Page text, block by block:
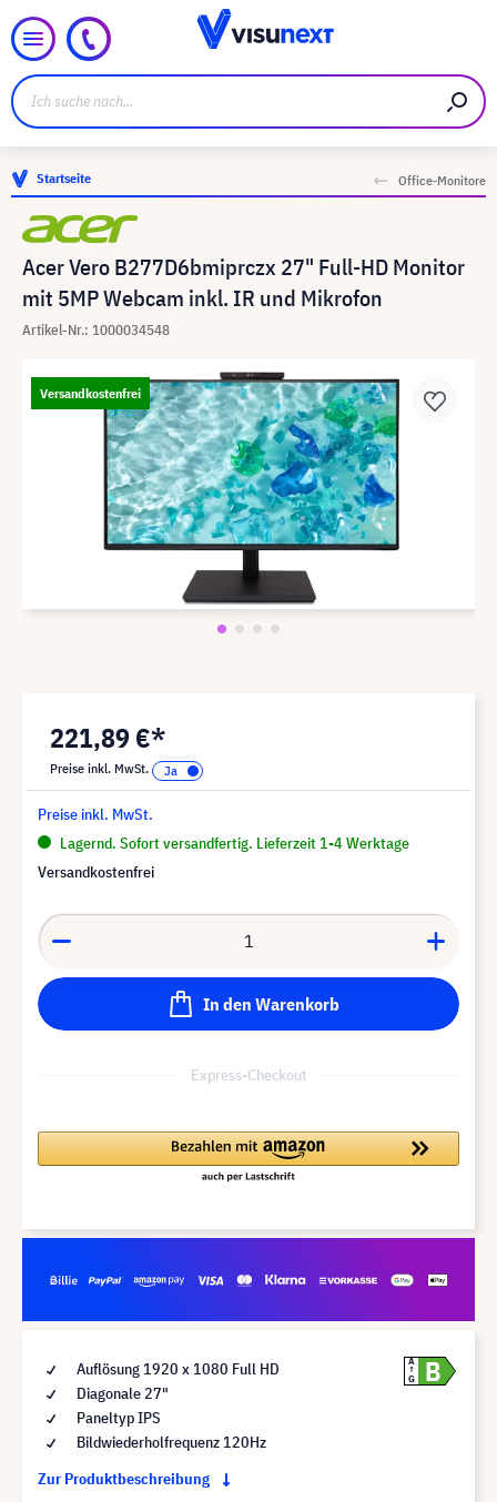
Startseite Office-Monitore
Acer Vero B277D6bmiprczx 27" Full-HD Monitor
mit 5MP Webcam inkl. IR und Mikrofon
Artikel-Nr.: 1000034548
Versandkostenfrei
221,89 €*
Preise inkl. MwSt.
Preise inkl. MwSt.
Lagernd. Sofort versandfertig. Lieferzeit 1-4 Werktage
Versandkostenfrei
In den Warenkorb
Express-Checkout
Auflösung 1920 x 1080 Full HD
Diagonale 27"
Paneltyp IPS
Bildwiederholfrequenz 120Hz
Zur Produktbeschreibung
A
G
B